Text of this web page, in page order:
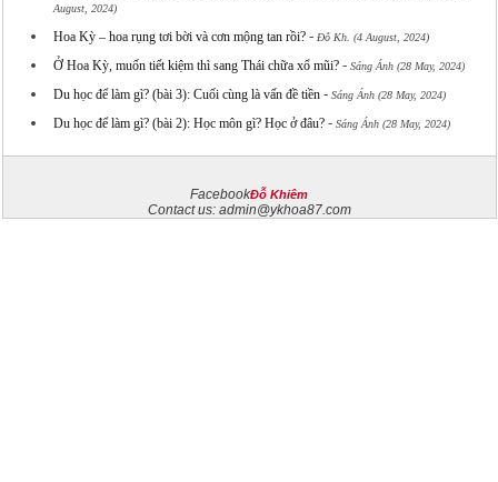
August, 2024)
Hoa Kỳ – hoa rụng tơi bời và cơn mộng tan rồi?- Đỗ Kh. (4 August, 2024)
Ở Hoa Kỳ, muốn tiết kiệm thì sang Thái chữa xổ mũi?- Sáng Ánh (28 May, 2024)
Du học để làm gì? (bài 3): Cuối cùng là vấn đề tiền- Sáng Ánh (28 May, 2024)
Du học để làm gì? (bài 2): Học môn gì? Học ở đâu?- Sáng Ánh (28 May, 2024)
FacebookĐỗ Khiêm
Contact us: admin@ykhoa87.com